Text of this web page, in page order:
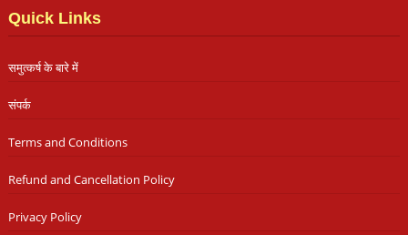
Quick Links
समुत्कर्ष के बारे में
संपर्क
Terms and Conditions
Refund and Cancellation Policy
Privacy Policy